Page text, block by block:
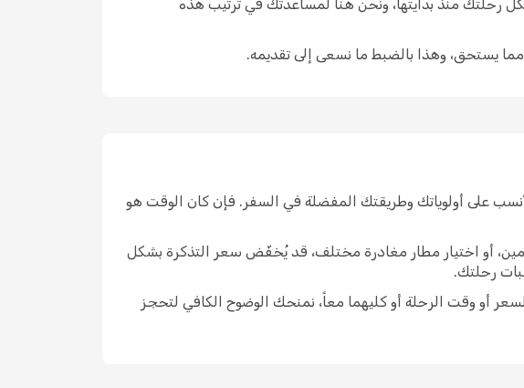
رحلتك منذ بدايتها، ونحن هنا لمساعدتك في ترتيب هذه
مما يستحق، وهذا بالضبط ما نسعى إلى تقديمه.
على أولوياتك وطريقتك المفضلة في السفر. فإن كان الوقت هو
أو اختيار مطار مغادرة مختلف، قد يُخفّض سعر التذكرة بشكل
رحلتك.
أو وقت الرحلة أو كليهما معاً، نمنحك الوضوح الكافي لتحجز